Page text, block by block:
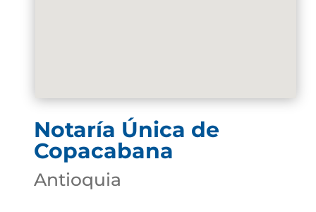
Notaría Única de
Copacabana
Antioquia